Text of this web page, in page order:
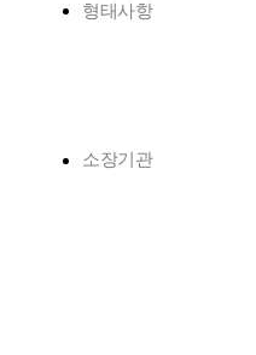
형태사항
소장기관